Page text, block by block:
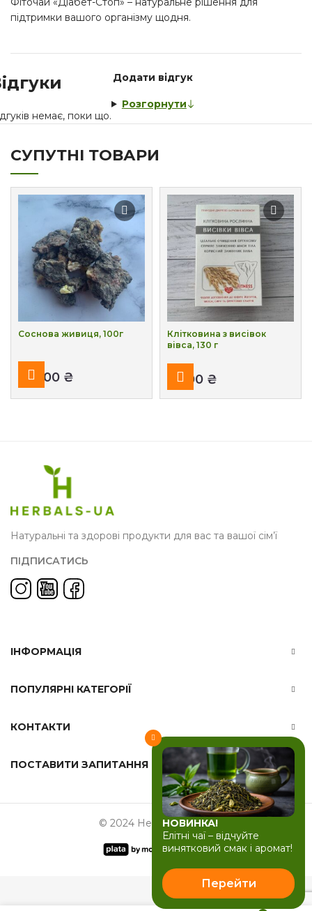
СУПУТНІ ТОВАРИ
Соснова живиця, 100г
₴
Клітковина з висівок
вівса, 130 г
₴
підтримки вашого організму щодня.
немає, поки що.
Додати відгук
Розгорнути
Натуральні та здорові продукти для вас та вашої сім’ї
ПІДПИСАТИСЬ
ІНФОРМАЦІЯ
ПОПУЛЯРНІ КАТЕГОРІЇ
КОНТАКТИ
ПОСТАВИТИ ЗАПИТАННЯ
© 2024 Herbals-ua.com
НОВИНКА!
Елітні чаї – відчуйте
винятковий смак і аромат!
Перейти